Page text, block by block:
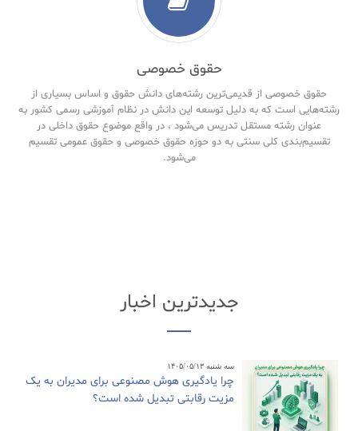
حقوق خصوصی
حقوق خصوصی از قدیمی‌ترین رشته‌های دانش حقوق و اساس بسیاری از
رشته‌هایی است که به دلیل توسعه این دانش در نظام آموزشی رسمی کشور به
عنوان رشته مستقل تدریس می‌شود ، در واقع موضوع حقوق داخلی در
تقسیم‌بندی کلی سنتی به دو حوزه حقوق خصوصی و حقوق‌ عمومی تقسیم
می‌شود.
جدیدترین اخبار
سه شنبه ۱۴۰۵/۰۵/۱۳
چرا یادگیری هوش مصنوعی برای مدیران به یک
مزیت رقابتی تبدیل شده است؟